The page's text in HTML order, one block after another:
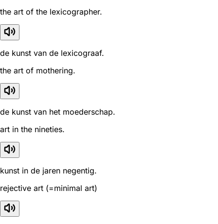
the art of the lexicographer.
de kunst van de lexicograaf.
the art of mothering.
de kunst van het moederschap.
art in the nineties.
kunst in de jaren negentig.
rejective art (=minimal art)